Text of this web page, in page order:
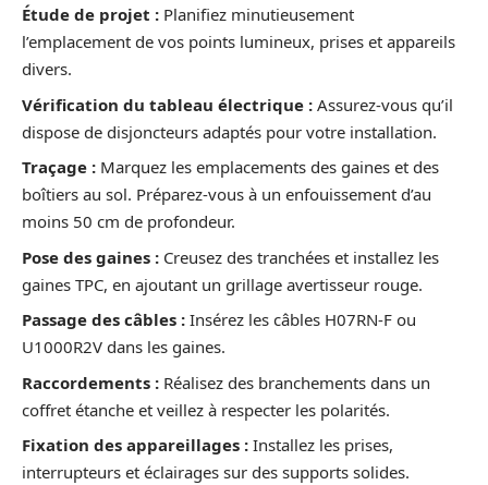
Étude de projet : Planifiez minutieusement
l’emplacement de vos points lumineux, prises et appareils
divers.
Vérification du tableau électrique : Assurez-vous qu’il
dispose de disjoncteurs adaptés pour votre installation.
Traçage : Marquez les emplacements des gaines et des
boîtiers au sol. Préparez-vous à un enfouissement d’au
moins 50 cm de profondeur.
Pose des gaines : Creusez des tranchées et installez les
gaines TPC, en ajoutant un grillage avertisseur rouge.
Passage des câbles : Insérez les câbles H07RN-F ou
U1000R2V dans les gaines.
Raccordements : Réalisez des branchements dans un
coffret étanche et veillez à respecter les polarités.
Fixation des appareillages : Installez les prises,
interrupteurs et éclairages sur des supports solides.